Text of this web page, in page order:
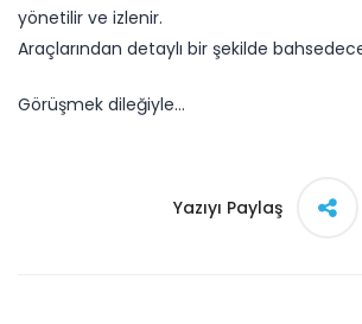
yönetilir ve izlenir.
Araçlarından detaylı bir şekilde
Görüşmek dileğiyle…
Yazıyı Paylaş